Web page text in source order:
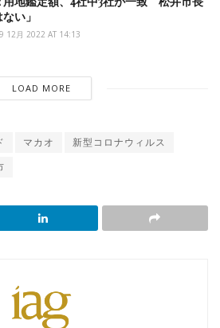
い」
12月 2022 AT 14:13
LOAD MORE
マカオ
新型コロナウィルス